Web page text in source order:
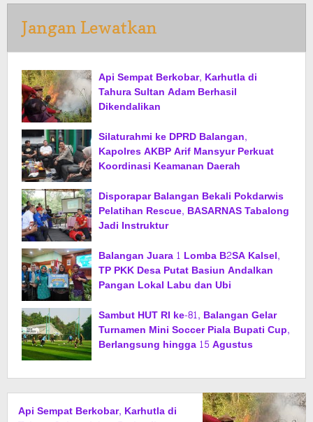
Jangan Lewatkan
Api Sempat Berkobar, Karhutla di
Tahura Sultan Adam Berhasil
Dikendalikan
Silaturahmi ke DPRD Balangan,
Kapolres AKBP Arif Mansyur Perkuat
Koordinasi Keamanan Daerah
Disporapar Balangan Bekali Pokdarwis
Pelatihan Rescue, BASARNAS Tabalong
Jadi Instruktur
Balangan Juara 1 Lomba B2SA Kalsel,
TP PKK Desa Putat Basiun Andalkan
Pangan Lokal Labu dan Ubi
Sambut HUT RI ke-81, Balangan Gelar
Turnamen Mini Soccer Piala Bupati Cup,
Berlangsung hingga 15 Agustus
Api Sempat Berkobar, Karhutla di